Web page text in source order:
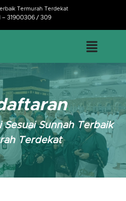
Termurah Terdekat
– 31900306 / 309
Sunnah Terbaik
Terdekat